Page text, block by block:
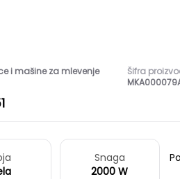
i mašine za mlevenje
Šifra
Snaga
2000 W